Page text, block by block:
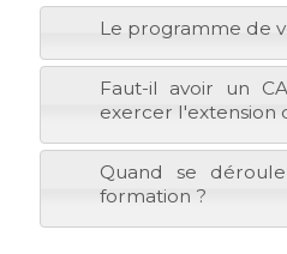
Le programme de
Faut-il avoir un
exercer l'extension
Quand se
formation ?